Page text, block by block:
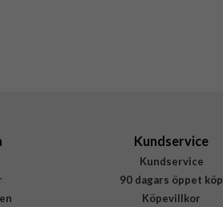
Kundservice
Kundservice
90 dagars öppet köp
Köpevillkor